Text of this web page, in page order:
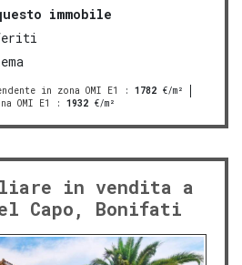
immobile
in zona OMI E1 : 1782 €/m²
OMI E1
: 1932 €/m²
in vendita a
Capo, Bonifati